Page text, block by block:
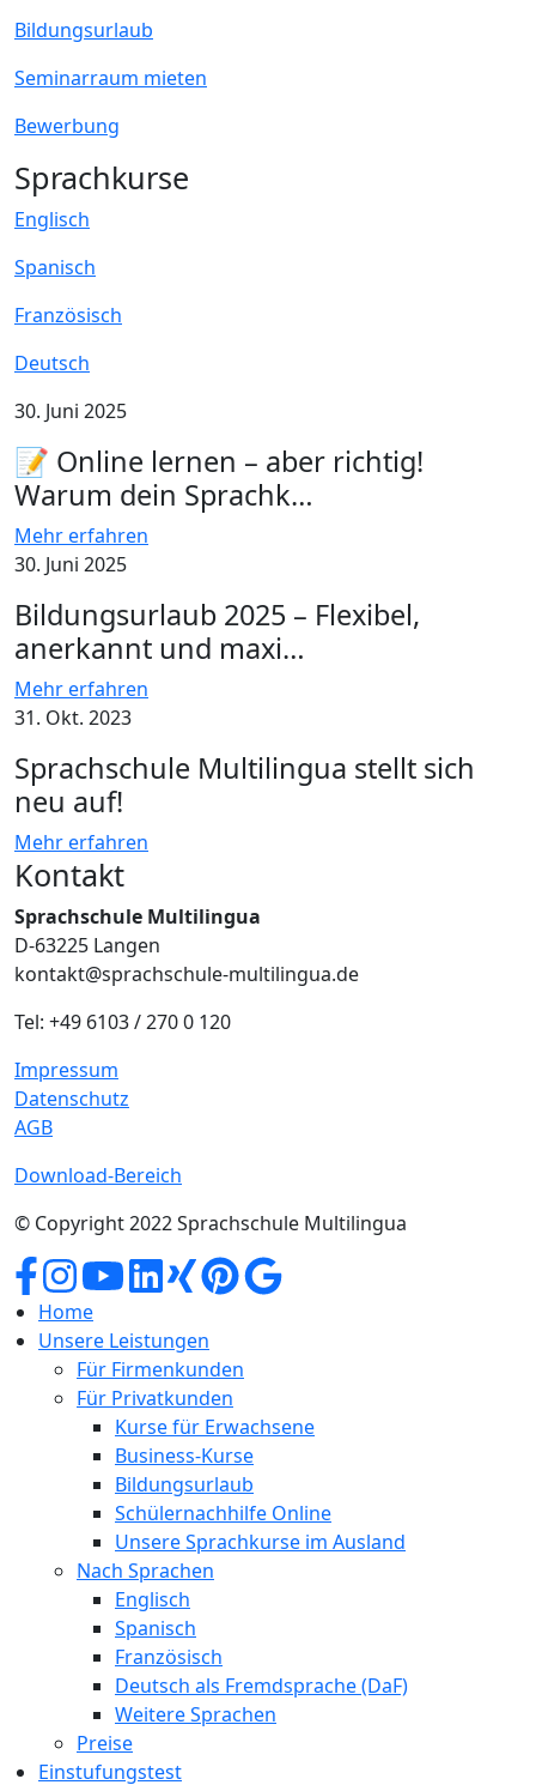
Bildungsurlaub
Seminarraum mieten
Bewerbung
Sprachkurse
Englisch
Spanisch
Französisch
Deutsch
30. Juni 2025
📝 Online lernen – aber richtig!
Warum dein Sprachk…
Mehr erfahren
30. Juni 2025
Bildungsurlaub 2025 – Flexibel,
anerkannt und maxi…
Mehr erfahren
31. Okt. 2023
Sprachschule Multilingua stellt sich
neu auf!
Mehr erfahren
Kontakt
Sprachschule Multilingua
D-63225 Langen
kontakt@sprachschule-multilingua.de
Tel: +49 6103 / 270 0 120
Impressum
Datenschutz
AGB
Download-Bereich
© Copyright 2022 Sprachschule Multilingua
Home
Unsere Leistungen
Für Firmenkunden
Für Privatkunden
Kurse für Erwachsene
Business-Kurse
Bildungsurlaub
Schülernachhilfe Online
Unsere Sprachkurse im Ausland
Nach Sprachen
Englisch
Spanisch
Französisch
Deutsch als Fremdsprache (DaF)
Weitere Sprachen
Preise
Einstufungstest